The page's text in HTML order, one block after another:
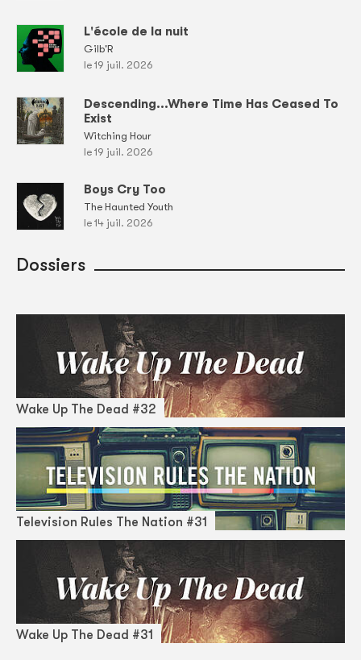
L'école de la nuit
Gilb'R
le 19 juil. 2026
Descending...Where Time Has Ceased To
Exist
Witching Hour
le 19 juil. 2026
Boys Cry Too
The Haunted Youth
le 14 juil. 2026
Dossiers
Wake Up The Dead #32
Television Rules The Nation #31
Wake Up The Dead #31